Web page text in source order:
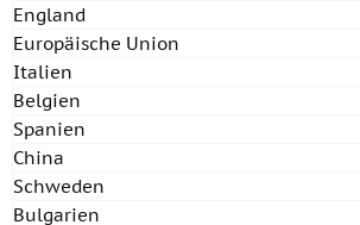
England
Europäische Union
Italien
Belgien
Spanien
China
Schweden
Bulgarien